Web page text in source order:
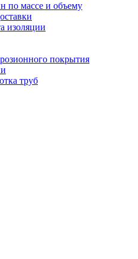
по массе и объему
изоляции
покрытия
труб